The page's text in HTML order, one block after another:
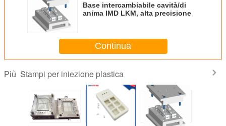
Base intercambiabile cavità/di
anima IMD LKM, alta precisione
Continua
Più Stampi per iniezione plastica